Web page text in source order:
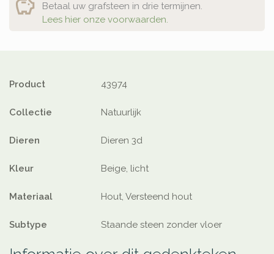
Betaal uw grafsteen in drie termijnen.
Lees hier onze voorwaarden.
Product 43974
Collectie Natuurlijk
Dieren Dieren 3d
Kleur Beige, licht
Materiaal Hout, Versteend hout
Subtype Staande steen zonder vloer